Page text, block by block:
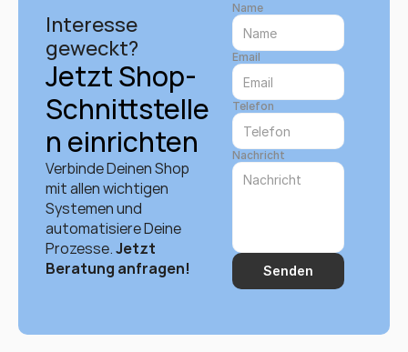
Interesse
geweckt?
Jetzt Shop-
Schnittstelle
n einrichten
Verbinde Deinen Shop
mit allen wichtigen
Systemen und
automatisiere Deine
Prozesse. Jetzt
Beratung anfragen!
Name
Email
Telefon
Nachricht
Senden